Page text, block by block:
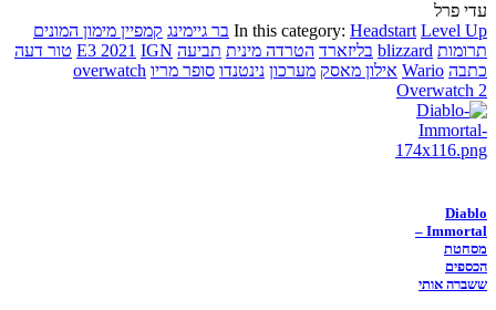
עדי פרל
In this category: Headstart Level Up בר גיימינג קמפיין מימון המונים
תרומות blizzard בליזארד הטרדה מינית תביעה E3 2021 IGN
טור דעה
כתבה Wario אילון מאסק מערכון נינטנדו סופר מריו overwatch
Overwatch 2
Diablo
Immortal –
מסחטת
הכספים
ששברה אותי